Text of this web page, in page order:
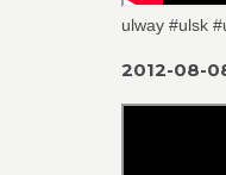
ulway #ulsk
2012-08-